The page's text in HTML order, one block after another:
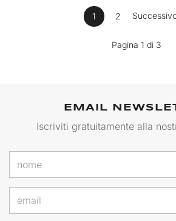
1 2
Pagina 1 di 3
EMAIL
Iscriviti gratuitamente alla